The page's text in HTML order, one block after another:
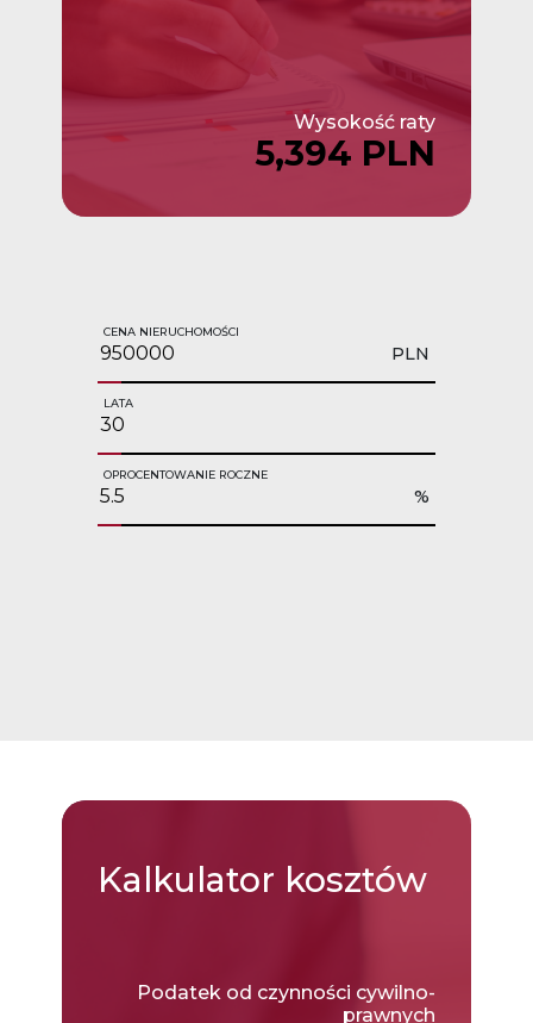
Wysokość raty
5,394 PLN
CENA NIERUCHOMOŚCI
PLN
LATA
OPROCENTOWANIE ROCZNE
%
Kalkulator kosztów
Podatek od czynności cywilno-
prawnych